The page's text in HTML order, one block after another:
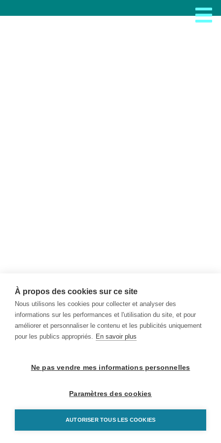
À propos des cookies sur ce site
Nous utilisons les cookies pour collecter et analyser des
informations sur les performances et l'utilisation du site, et pour
améliorer et personnaliser le contenu et les publicités uniquement
pour les publics appropriés. En savoir plus
Ne pas vendre mes informations personnelles
Paramètres des cookies
AUTORISER TOUS LES COOKIES